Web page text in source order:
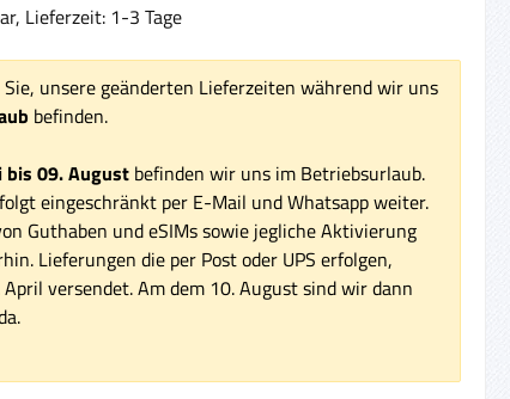
Lieferzeit: 1-3 Tage
unsere geänderten Lieferzeiten während wir uns
befinden.
bis 09. Augustbefinden wir uns im Betriebsurlaub.
eingeschränkt per E-Mail und Whatsapp weiter.
Guthaben und eSIMs sowie jegliche Aktivierung
Lieferungen die per Post oder UPS erfolgen,
versendet. Am dem 10. August sind wir dann